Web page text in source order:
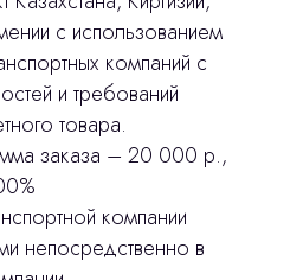
с использованием
компаний с
и требований
товара.
заказа – 20 000 р.,
компании
непосредственно в
шаблонов